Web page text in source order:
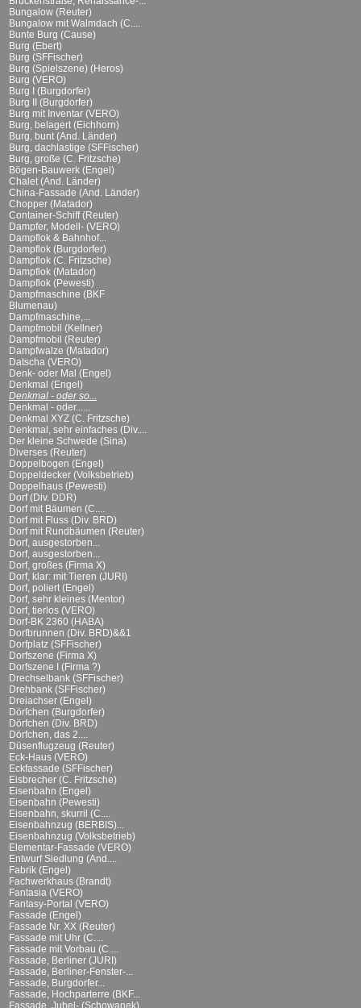
Bungalow (Reuter)
Bungalow mit Walmdach (C....
Bunte Burg (Cause)
Burg (Ebert)
Burg (SFFischer)
Burg (Spielszene) (Heros)
Burg (VERO)
Burg I (Burgdorfer)
Burg II (Burgdorfer)
Burg mit Inventar (VERO)
Burg, belagert (Eichhorn)
Burg, bunt (And. Länder)
Burg, dachlastige (SFFischer)
Burg, große (C. Fritzsche)
Bögen-Bauwerk (Engel)
Chalet (And. Länder)
China-Fassade (And. Länder)
Chopper (Matador)
Container-Schiff (Reuter)
Dampfer, Modell- (VERO)
Dampflok & Bahnhof...
Dampflok (Burgdorfer)
Dampflok (C. Fritzsche)
Dampflok (Matador)
Dampflok (Pewesti)
Dampfmaschine (BKF
Blumenau)
Dampfmaschine,...
Dampfmobil (Kellner)
Dampfmobil (Reuter)
Dampfwalze (Matador)
Datscha (VERO)
Denk- oder Mal (Engel)
Denkmal (Engel)
Denkmal - oder so...
Denkmal - oder......
Denkmal XYZ (C. Fritzsche)
Denkmal, sehr einfaches (Div....
Der kleine Schwede (Sina)
Diverses (Reuter)
Doppelbogen (Engel)
Doppeldecker (Volksbetrieb)
Doppelhaus (Pewesti)
Dorf (Div. DDR)
Dorf mit Bäumen (C....
Dorf mit Fluss (Div. BRD)
Dorf mit Rundbäumen (Reuter)
Dorf, ausgestorben...
Dorf, ausgestorben...
Dorf, großes (Firma X)
Dorf, klar: mit Tieren (JURI)
Dorf, poliert (Engel)
Dorf, sehr kleines (Mentor)
Dorf, tierlos (VERO)
Dorf-BK 2360 (HABA)
Dorfbrunnen (Div. BRD)&&1
Dorfplatz (SFFischer)
Dorfszene (Firma X)
Dorfszene I (Firma ?)
Drechselbank (SFFischer)
Drehbank (SFFischer)
Dreiachser (Engel)
Dörfchen (Burgdorfer)
Dörfchen (Div. BRD)
Dörfchen, das 2....
Düsenflugzeug (Reuter)
Eck-Haus (VERO)
Eckfassade (SFFischer)
Eisbrecher (C. Fritzsche)
Eisenbahn (Engel)
Eisenbahn (Pewesti)
Eisenbahn, skurril (C....
Eisenbahnzug (BERBIS)...
Eisenbahnzug (Volksbetrieb)
Elementar-Fassade (VERO)
Entwurf Siedlung (And....
Fabrik (Engel)
Fachwerkhaus (Brandt)
Fantasia (VERO)
Fantasy-Portal (VERO)
Fassade (Engel)
Fassade Nr. XX (Reuter)
Fassade mit Uhr (C....
Fassade mit Vorbau (C....
Fassade, Berliner (JURI)
Fassade, Berliner-Fenster-...
Fassade, Burgdorfer...
Fassade, Hochparterre (BKF...
Fassade, Jubel- (Schowanek)